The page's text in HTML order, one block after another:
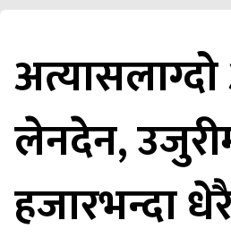
लेनदेन,
हजारभन्दा